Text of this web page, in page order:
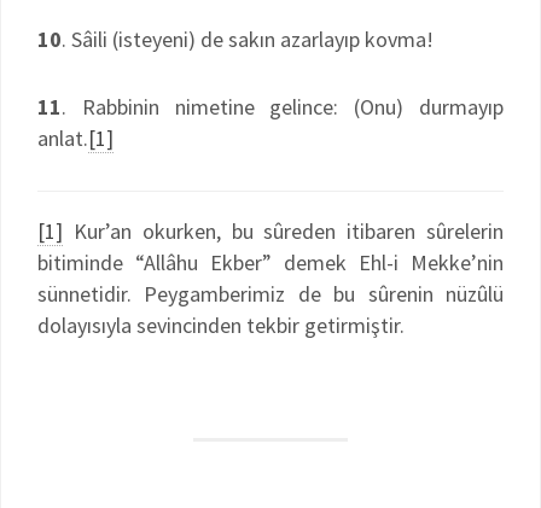
10. Sâili (isteyeni) de sakın azarlayıp kovma!
11. Rabbinin nimetine gelince: (Onu) durmayıp
anlat.[1]
[1] Kur’an okurken, bu sûreden itibaren sûrelerin
bitiminde “Allâhu Ekber” demek Ehl-i Mekke’nin
sünnetidir. Peygamberimiz de bu sûrenin nüzûlü
dolayısıyla sevincinden tekbir getirmiştir.